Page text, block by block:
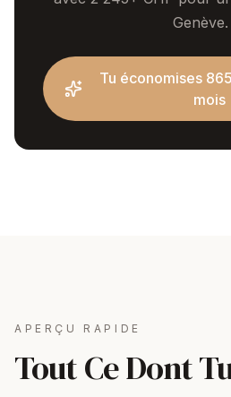
Genève.
Tu économises
mois
APERÇU RAPIDE
Tout Ce Dont